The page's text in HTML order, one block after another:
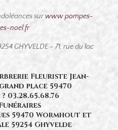
surwww.pompes-
noel.fr
GHYVELDE – 71, rue du lac
Fleuriste Jean-
place 59470
? 03.28.65.68.76
59470 Wormhout et
59254 Ghyvelde